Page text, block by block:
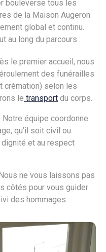
bouleverse tous les
de la Maison Augeron
global et continu.
au long du parcours :
le premier accueil, nous
des funérailles
crémation) selon les
le transport du corps.
Notre équipe coordonne
qu’il soit civil ou
et au respect
Nous ne vous laissons pas
côtés pour vous guider
des hommages.